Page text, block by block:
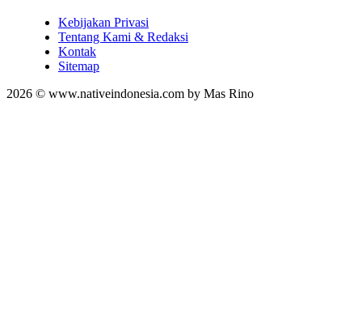
Kebijakan Privasi
Tentang Kami & Redaksi
Kontak
Sitemap
2026 © www.nativeindonesia.com by Mas Rino